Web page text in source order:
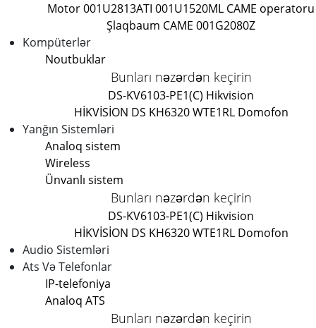
Motor 001U2813ATI 001U1520ML CAME operatoru
Şlaqbaum CAME 001G2080Z
Kompüterlər
Noutbuklar
Bunları nəzərdən keçirin
DS-KV6103-PE1(C) Hikvision
HİKVİSİON DS KH6320 WTE1RL Domofon
Yanğın Sistemləri
Analoq sistem
Wireless
Ünvanlı sistem
Bunları nəzərdən keçirin
DS-KV6103-PE1(C) Hikvision
HİKVİSİON DS KH6320 WTE1RL Domofon
Audio Sistemləri
Ats Və Telefonlar
IP-telefoniya
Analoq ATS
Bunları nəzərdən keçirin